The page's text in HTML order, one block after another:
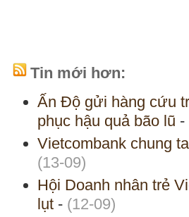
Tin mới hơn:
Ấn Độ gửi hàng cứu
phục hậu quả bão lũ -
Vietcombank chung
(13-09)
Hội Doanh nhân trẻ
lụt - (12-09)